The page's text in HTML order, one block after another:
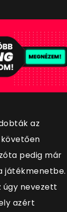
az
pedig már
játékmenetbe.
úgy nevezett
azért